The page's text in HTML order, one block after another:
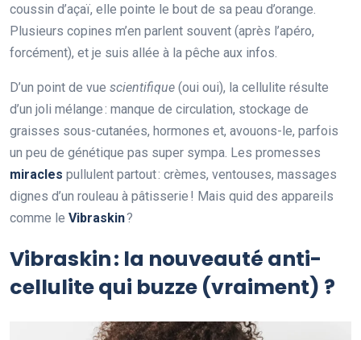
coussin d’açaï, elle pointe le bout de sa peau d’orange.
Plusieurs copines m’en parlent souvent (après l’apéro,
forcément), et je suis allée à la pêche aux infos.
D’un point de vue scientifique (oui oui), la cellulite résulte
d’un joli mélange : manque de circulation, stockage de
graisses sous-cutanées, hormones et, avouons-le, parfois
un peu de génétique pas super sympa. Les promesses
miracles pullulent partout : crèmes, ventouses, massages
dignes d’un rouleau à pâtisserie ! Mais quid des appareils
comme le Vibraskin?
Vibraskin: la nouveauté anti-
cellulite qui buzze (vraiment) ?